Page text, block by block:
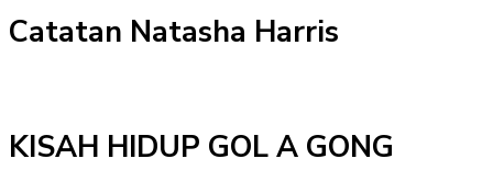
Catatan Natasha Harris
KISAH HIDUP GOL A GONG